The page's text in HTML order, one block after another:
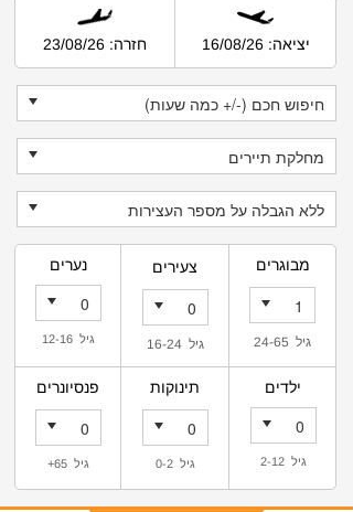
יציאה: 16/08/26 חזרה: 23/08/26
מבוגרים
גיל 24-65
צעירים
גיל 16-24
נערים
גיל 12-16
ילדים
גיל 2-12
תינוקות
גיל 0-2
פנסיונרים
גיל 65+